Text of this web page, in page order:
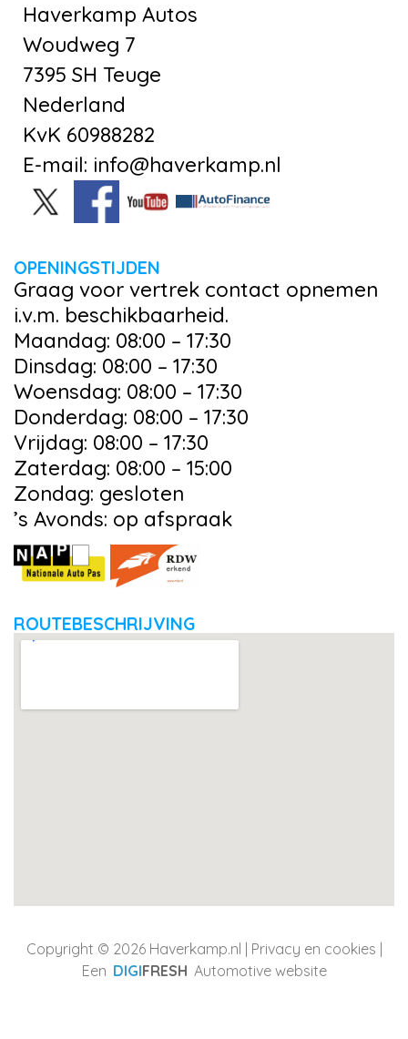
Haverkamp Autos
Woudweg 7
7395 SH Teuge
Nederland
KvK 60988282
E-mail: info@haverkamp.nl
OPENINGSTIJDEN
Graag voor vertrek contact opnemen
i.v.m. beschikbaarheid.
Maandag: 08:00 – 17:30
Dinsdag: 08:00 – 17:30
Woensdag: 08:00 – 17:30
Donderdag: 08:00 – 17:30
Vrijdag: 08:00 – 17:30
Zaterdag: 08:00 – 15:00
Zondag: gesloten
’s Avonds: op afspraak
ROUTEBESCHRIJVING
Copyright © 2026 Haverkamp.nl | Privacy en cookies
Een DIGIFRESH Automotive website